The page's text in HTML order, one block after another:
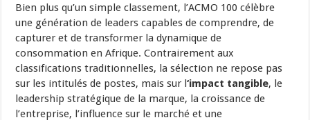
Bien plus qu’un simple classement, l’ACMO 100 célèbre
une génération de leaders capables de comprendre, de
capturer et de transformer la dynamique de
consommation en Afrique. Contrairement aux
classifications traditionnelles, la sélection ne repose pas
sur les intitulés de postes, mais sur l‘impact tangible, le
leadership stratégique de la marque, la croissance de
l’entreprise, l’influence sur le marché et une